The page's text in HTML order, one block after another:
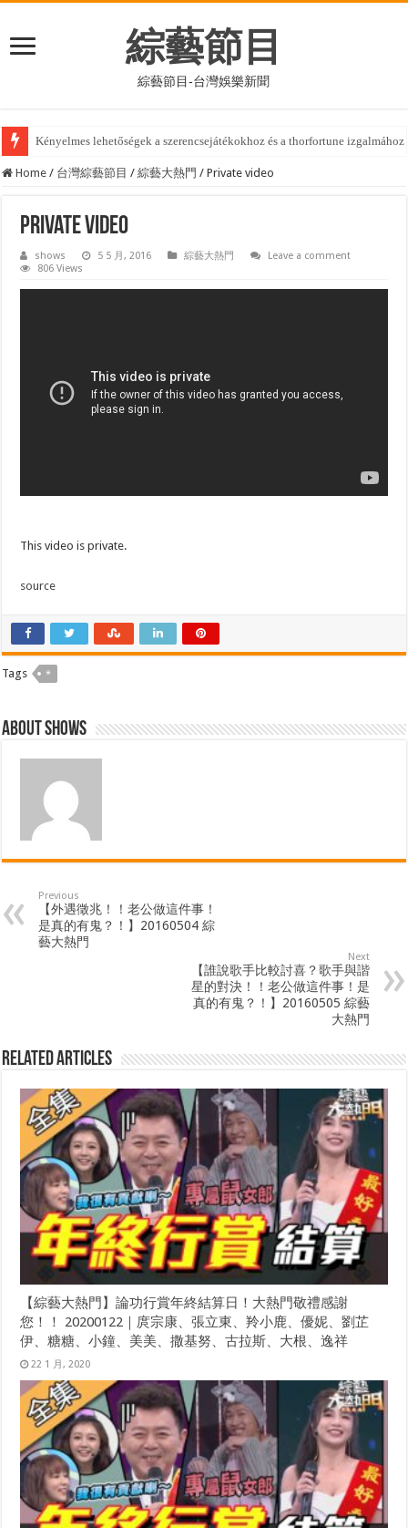
綜藝節目
綜藝節目-台灣娛樂新聞
Armonía visual y luckycapone definen un estilo único en el hip-hop
Home / 台灣綜藝節目 / 綜藝大熱門 / Private video
Private video
shows 5 5 月, 2016 綜藝大熱門
Leave a comment
806 Views
This video is private.
source
Tags *
About shows
Previous
【外遇徵兆！！老公做這件事！
是真的有鬼？！】20160504 綜
藝大熱門
Next
【誰說歌手比較討喜？歌手與諧
星的對決！！老公做這件事！是
真的有鬼？！】20160505 綜藝
大熱門
Related Articles
【綜藝大熱門】論功行賞年終結算日！大熱門敬禮感謝
您！！ 20200122｜庹宗康、張立東、羚小鹿、優妮、劉芷
伊、糖糖、小鐘、美美、撒基努、古拉斯、大根、逸祥
22 1 月, 2020